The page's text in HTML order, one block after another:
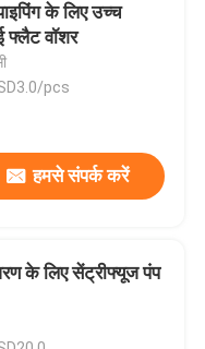
के लिए उच्च
फ्लैट वॉशर
pcs
हमसे संपर्क करें
के लिए सेंट्रीफ्यूज पंप